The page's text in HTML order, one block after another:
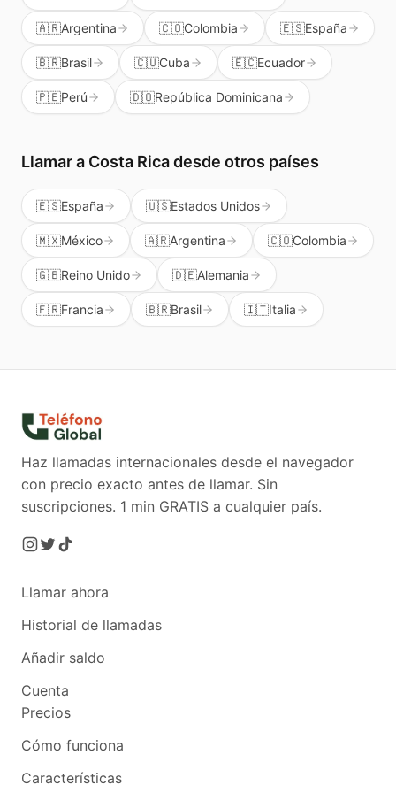
🇦🇷Argentina 🇨🇴Colombia 🇪🇸España
🇧🇷Brasil 🇨🇺Cuba 🇪🇨Ecuador
🇵🇪Perú 🇩🇴República Dominicana
Llamar a Costa Ricadesde otros países
🇪🇸España 🇺🇸Estados Unidos
🇲🇽México 🇦🇷Argentina 🇨🇴Colombia
🇬🇧Reino Unido 🇩🇪Alemania
🇫🇷Francia 🇧🇷Brasil 🇮🇹Italia
Haz llamadas internacionales desde el navegador
con precio exacto antes de llamar. Sin
suscripciones. 1 min GRATIS a cualquier país.
Llamar ahora
Historial de llamadas
Añadir saldo
Cuenta
Precios
Cómo funciona
Características